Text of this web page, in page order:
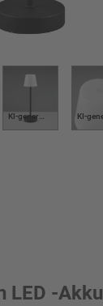
KI-generiert
LED -Akku